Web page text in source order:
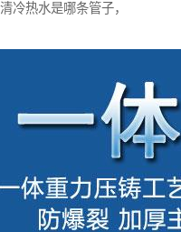
冷热水是哪条管子，